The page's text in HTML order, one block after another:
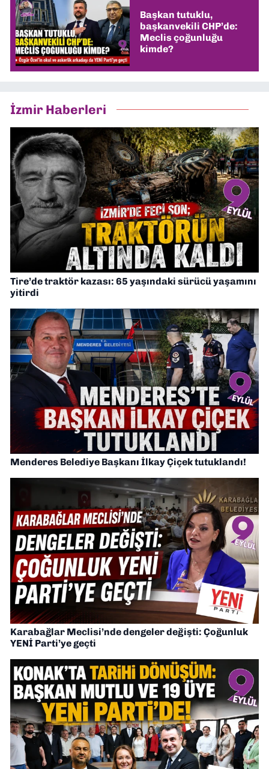
Başkan tutuklu,
başkanvekili CHP’de:
Meclis çoğunluğu
kimde?
İzmir Haberleri
Tire’de traktör kazası: 65 yaşındaki sürücü yaşamını
yitirdi
Menderes Belediye Başkanı İlkay Çiçek tutuklandı!
Karabağlar Meclisi’nde dengeler değişti: Çoğunluk
YENİ Parti’ye geçti